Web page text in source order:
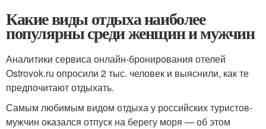
Какие виды отдыха наиболее
популярны среди женщин и мужчин
Аналитики сервиса онлайн-бронирования отелей
Ostrovok.ru опросили 2 тыс. человек и выяснили, как те
предпочитают отдыхать.
Самым любимым видом отдыха у российских туристов-
мужчин оказался отпуск на берегу моря — об этом